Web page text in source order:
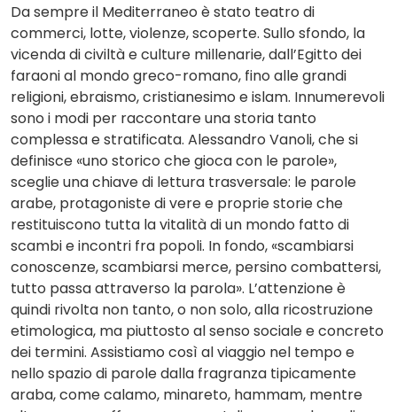
Da sempre il Mediterraneo è stato teatro di
commerci, lotte, violenze, scoperte. Sullo sfondo, la
vicenda di civiltà e culture millenarie, dall’Egitto dei
faraoni al mondo greco-romano, fino alle grandi
religioni, ebraismo, cristianesimo e islam. Innumerevoli
sono i modi per raccontare una storia tanto
complessa e stratificata. Alessandro Vanoli, che si
definisce «uno storico che gioca con le parole»,
sceglie una chiave di lettura trasversale: le parole
arabe, protagoniste di vere e proprie storie che
restituiscono tutta la vitalità di un mondo fatto di
scambi e incontri fra popoli. In fondo, «scambiarsi
conoscenze, scambiarsi merce, persino combattersi,
tutto passa attraverso la parola». L’attenzione è
quindi rivolta non tanto, o non solo, alla ricostruzione
etimologica, ma piuttosto al senso sociale e concreto
dei termini. Assistiamo così al viaggio nel tempo e
nello spazio di parole dalla fragranza tipicamente
araba, come calamo, minareto, hammam, mentre